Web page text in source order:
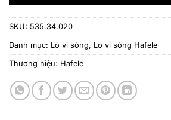
SKU: 535.34.020
Danh mục: Lò vi sóng, Lò vi sóng Hafele
Thương hiệu: Hafele